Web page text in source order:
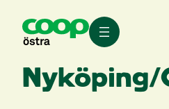
Hoppa
Nyköping/